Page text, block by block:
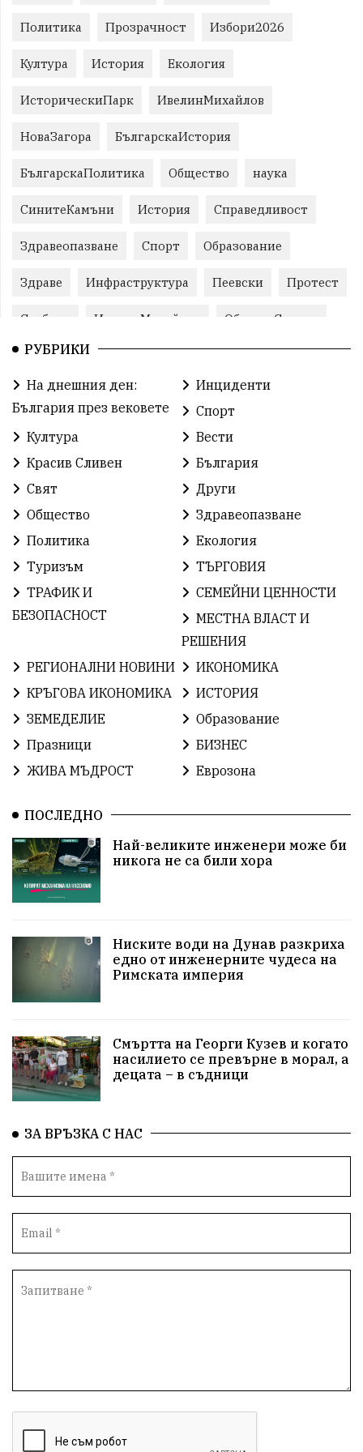
Политика Прозрачност Избори2026
Култура История Екология
ИсторическиПарк ИвелинМихайлов
НоваЗагора БългарскаИстория
БългарскаПолитика Общество наука
СинитеКамъни История Справедливост
Здравеопазване Спорт Образование
Здраве Инфраструктура Пеевски Протест
Свобода ИвелинМихайлов ОбщинаСливен
Карандила
РадостинВасилев ЛекаАтлетика МЕЧ
КироБрейка БългарскиСпорт София
земеделие
ИсторияНаБългария Иновации САЩ
БългарскаГордост Археология Твърдица
ОбщинаСливен Легенда Право
Хасково ВиКСливен
Правосъдие СелинКларънс България2025
ПътнаБезопасност
ПетърПетров Деца Обединение
Технологии
ПравоваДържава Варна Родителство
Сигурност Разследване Великобритания
ОколнаСреда Надежда Еврофондове
СоциалнаПолитика Корупция
Космос ВоднаКриза Вода Мир
Безопастност Катастрофа демокрация
БъдещевБългария
Медицина Пожари КултурноНаследство
Контрол СъдебнаСистема ЛекаАтлетика
Избори2026 Възраждане Родолюбие
РУБРИКИ
На днешния ден:
България през вековете
Инциденти
Спорт
Култура
Вести
Красив Сливен
България
Свят
Други
Общество
Здравеопазване
Политика
Екология
Туризъм
ТЪРГОВИЯ
ТРАФИК И
БЕЗОПАСНОСТ
СЕМЕЙНИ ЦЕННОСТИ
МЕСТНА ВЛАСТ И
РЕШЕНИЯ
РЕГИОНАЛНИ НОВИНИ
ИКОНОМИКА
КРЪГОВА ИКОНОМИКА
ИСТОРИЯ
ЗЕМЕДЕЛИЕ
Образование
Празници
БИЗНЕС
ЖИВА МЪДРОСТ
Еврозона
ПОСЛЕДНО
Най-великите инженери може би
никога не са били хора
Ниските води на Дунав разкриха
едно от инженерните чудеса на
Римската империя
Смъртта на Георги Кузев и когато
насилието се превърне в морал, а
децата – в съдници
ЗА ВРЪЗКА С НАС